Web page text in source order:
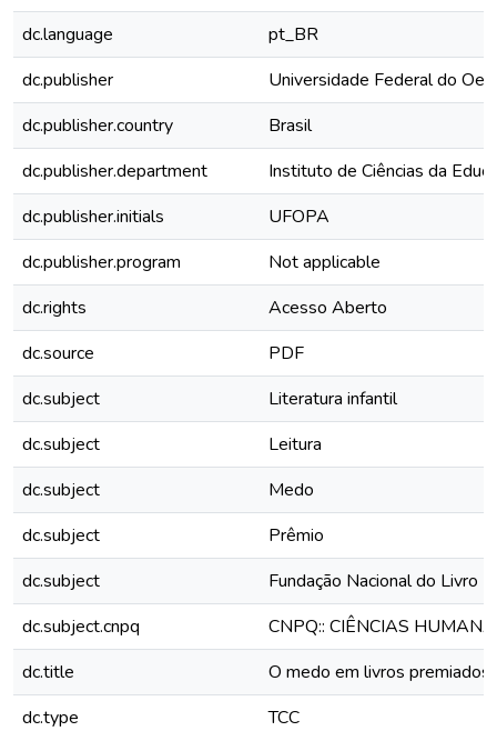
dc.language
pt_BR
dc.publisher
Universidade Federal do
dc.publisher.country
Brasil
dc.publisher.department
Instituto de Ciências da
dc.publisher.initials
UFOPA
dc.publisher.program
Not applicable
dc.rights
Acesso Aberto
dc.source
PDF
dc.subject
Literatura infantil
dc.subject
Leitura
dc.subject
Medo
dc.subject
Prêmio
dc.subject
Fundação Nacional do Livro
dc.subject.cnpq
CNPQ:: CIÊNCIAS
dc.title
O medo em livros premiados
dc.type
TCC